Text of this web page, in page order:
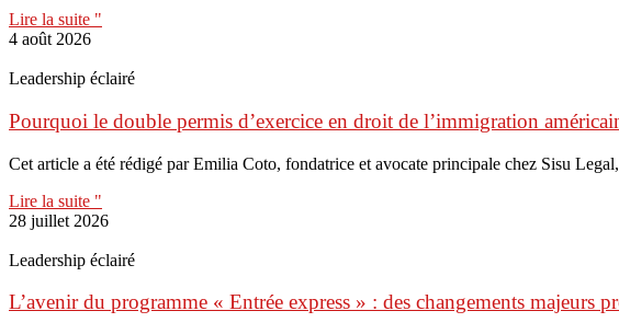
Lire la suite "
4 août 2026
Leadership éclairé
Pourquoi le double permis d’exercice en droit de l’immigration
Cet article a été rédigé par Emilia Coto, fondatrice et avocate principale chez Sisu
Lire la suite "
28 juillet 2026
Leadership éclairé
L’avenir du programme « Entrée express » : des changements majeurs